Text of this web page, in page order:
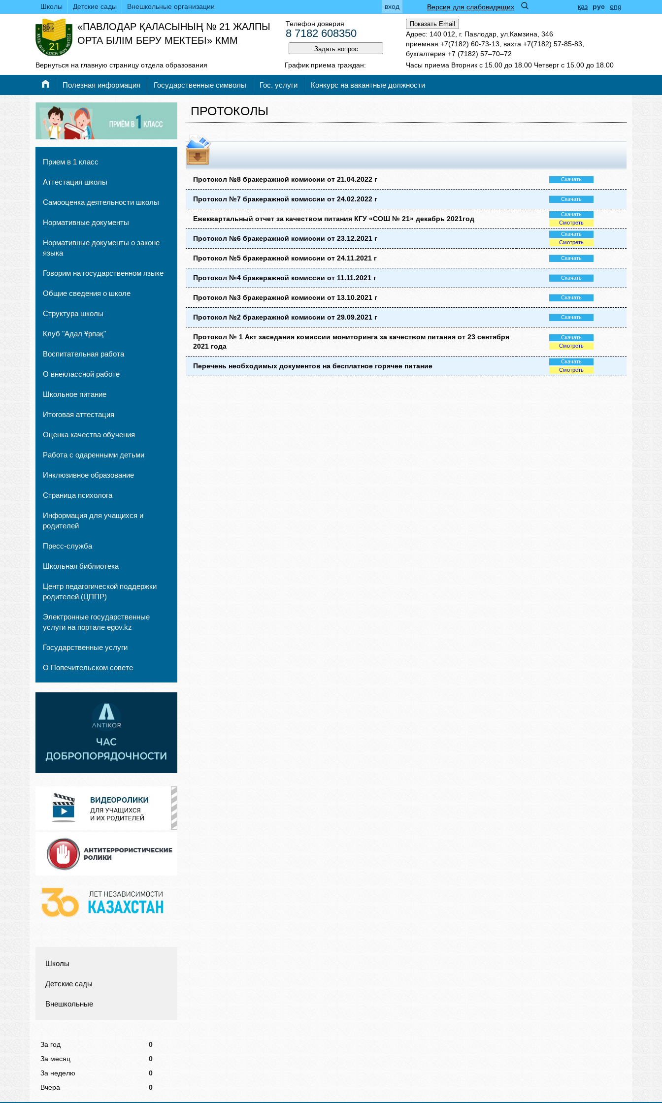
Школы Детские сады Внешкольные организации қаз рус eng
Версия для слабовидящих
вход
«ПАВЛОДАР ҚАЛАСЫНЫҢ № 21 ЖАЛПЫ
ОРТА БІЛІМ БЕРУ МЕКТЕБІ» КММ
Телефон доверия
8 7182 608350
Задать вопрос
Показать Email
Адрес: 140 012, г. Павлодар, ул.Камзина, 346
приемная +7(7182) 60-73-13, вахта +7(7182) 57-85-83,
бухгалтерия +7 (7182) 57‒70‒72
Вернуться на главную страницу отдела образования
График приема граждан: Часы приема Вторник с 15.00 до 18.00 Четверг с 15.00 до 18.00
Полезная информация Государственные символы Гос. услуги Конкурс на вакантные должности
Прием в 1 класс
Аттестация школы
Самооценка деятельности школы
Нормативные документы
Нормативные документы о законе
языка
Говорим на государственном языке
Общие сведения о школе
Структура школы
Клуб "Адал Ұрпақ"
Воспитательная работа
О внеклассной работе
Школьное питание
Итоговая аттестация
Оценка качества обучения
Работа с одаренными детьми
Инклюзивное образование
Страница психолога
Информация для учащихся и
родителей
Пресс-служба
Школьная библиотека
Центр педагогической поддержки
родителей (ЦППР)
Электронные государственные
услуги на портале egov.kz
Государственные услуги
О Попечительском совете
Школы
Детские сады
Внешкольные
За год
0
За месяц
0
За неделю
0
Вчера
0
ПРОТОКОЛЫ
Протокол №8 бракеражной комиссии от 21.04.2022 г Скачать
Протокол №7 бракеражной комиссии от 24.02.2022 г Скачать
Ежеквартальный отчет за качеством питания КГУ «СОШ № 21» декабрь 2021год
Скачать
Смотреть
Протокол №6 бракеражной комиссии от 23.12.2021 г
Скачать
Смотреть
Протокол №5 бракеражной комиссии от 24.11.2021 г Скачать
Протокол №4 бракеражной комиссии от 11.11.2021 г Скачать
Протокол №3 бракеражной комиссии от 13.10.2021 г Скачать
Протокол №2 бракеражной комиссии от 29.09.2021 г Скачать
Протокол № 1 Акт заседания комиссии мониторинга за качеством питания от 23 сентября
2021 года
Скачать
Смотреть
Перечень необходимых документов на бесплатное горячее питание
Скачать
Смотреть